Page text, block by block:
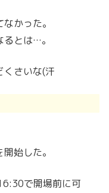
かった。
とは…。
くさいな(汗
始した。
で開場前に可